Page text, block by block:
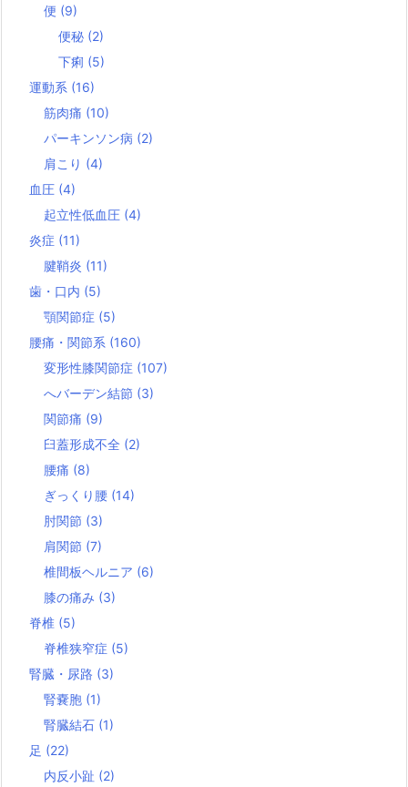
便 (9)
便秘 (2)
下痢 (5)
運動系 (16)
筋肉痛 (10)
パーキンソン病 (2)
肩こり (4)
血圧 (4)
起立性低血圧 (4)
炎症 (11)
腱鞘炎 (11)
歯・口内 (5)
顎関節症 (5)
腰痛・関節系 (160)
変形性膝関節症 (107)
へバーデン結節 (3)
関節痛 (9)
臼蓋形成不全 (2)
腰痛 (8)
ぎっくり腰 (14)
肘関節 (3)
肩関節 (7)
椎間板ヘルニア (6)
膝の痛み (3)
脊椎 (5)
脊椎狭窄症 (5)
腎臓・尿路 (3)
腎嚢胞 (1)
腎臓結石 (1)
足 (22)
内反小趾 (2)